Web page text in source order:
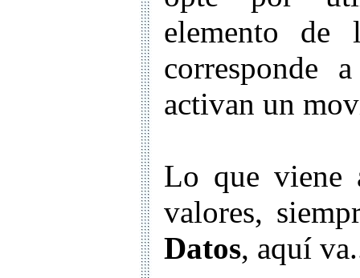
elemento
corresponde
activan un
Lo que viene
valores,
Datos, aquí